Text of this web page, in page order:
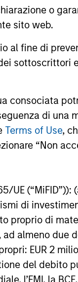
o
sito web.
al fine di
sottoscrittori
consociata
di una
Terms of Use,
“Non
UE
di
proprio di
almeno due
EUR 2
del debito
l’FMI, la
Paese del SEE
le commissioni
Limited (“MSIM
netto delle
investire si
variazione
o disponibilità
1 non indica un
specifico per le
e polizze vita
come un’unica
dell’extra
di prodotti